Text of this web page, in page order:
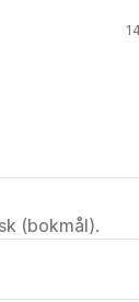
(bokmål).